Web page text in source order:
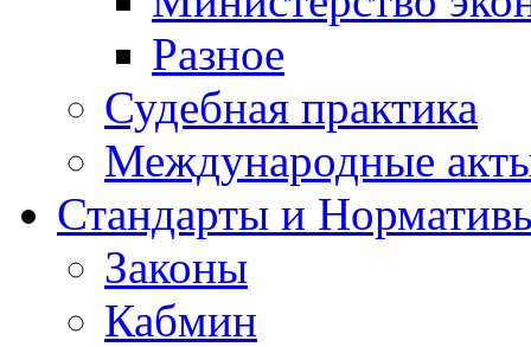
Разное
Судебная практика
Международные
Стандарты и
Законы
Кабмин